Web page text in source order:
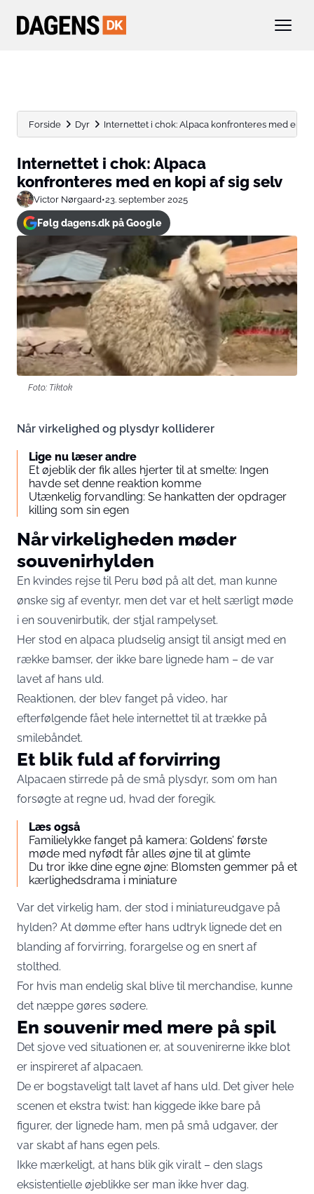
Forside Dyr Internettet i chok: Alpaca konfronteres med en
Internettet i chok: Alpaca
konfronteres med en kopi af sig selv
Victor Nørgaard•23. september 2025
Følg dagens.dk på Google
Foto: Tiktok
Når virkelighed og plysdyr kolliderer
Lige nu læser andre
Et øjeblik der fik alles hjerter til at smelte: Ingen
havde set denne reaktion komme
Utænkelig forvandling: Se hankatten der opdrager
killing som sin egen
Når virkeligheden møder
souvenirhylden
En kvindes rejse til Peru bød på alt det, man kunne
ønske sig af eventyr, men det var et helt særligt møde
i en souvenirbutik, der stjal rampelyset.
Her stod en alpaca pludselig ansigt til ansigt med en
række bamser, der ikke bare lignede ham – de var
lavet af hans uld.
Reaktionen, der blev fanget på video, har
efterfølgende fået hele internettet til at trække på
smilebåndet.
Et blik fuld af forvirring
Alpacaen stirrede på de små plysdyr, som om han
forsøgte at regne ud, hvad der foregik.
Læs også
Familielykke fanget på kamera: Goldens’ første
møde med nyfødt får alles øjne til at glimte
Du tror ikke dine egne øjne: Blomsten gemmer på et
kærlighedsdrama i miniature
Var det virkelig ham, der stod i miniatureudgave på
hylden? At dømme efter hans udtryk lignede det en
blanding af forvirring, forargelse og en snert af
stolthed.
For hvis man endelig skal blive til merchandise, kunne
det næppe gøres sødere.
En souvenir med mere på spil
Det sjove ved situationen er, at souvenirerne ikke blot
er inspireret af alpacaen.
De er bogstaveligt talt lavet af hans uld. Det giver hele
scenen et ekstra twist: han kiggede ikke bare på
figurer, der lignede ham, men på små udgaver, der
var skabt af hans egen pels.
Ikke mærkeligt, at hans blik gik viralt – den slags
eksistentielle øjeblikke ser man ikke hver dag.